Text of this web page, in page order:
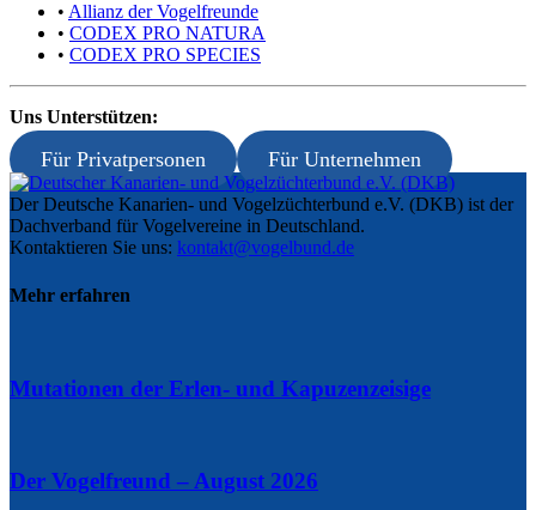
• Allianz der Vogelfreunde
• CODEX PRO NATURA
• CODEX PRO SPECIES
Uns Unterstützen:
Für Privatpersonen Für Unternehmen
Der Deutsche Kanarien- und Vogelzüchterbund e.V. (DKB) ist der
Dachverband für Vogelvereine in Deutschland.
Kontaktieren Sie uns: kontakt@vogelbund.de
Mehr erfahren
Mutationen der Erlen- und Kapuzenzeisige
Der Vogelfreund – August 2026